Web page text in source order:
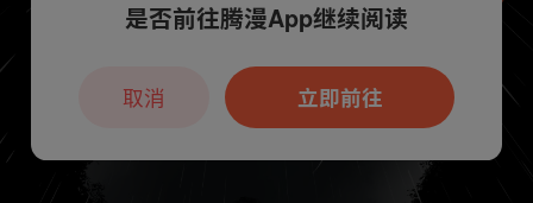
本章节仅支持App阅读，可打开App新用
户7天免费看
是否前往腾漫App继续阅读
立即前往
取消